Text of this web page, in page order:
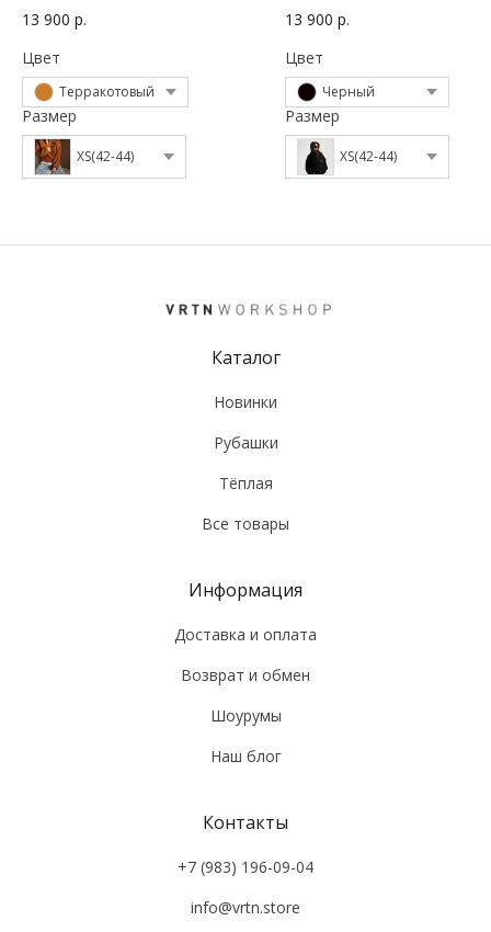
самой трендовой ткани сезона.
13 900 р.
Цвет
Терракотовый
Размер
XS(42-44)
самой трендовой ткани
подкладке.
13 900 р.
Цвет
Черный
Размер
XS(42-44)
Новинки
Каталог
Рубашки
Тёплая
Все товары
Доставка и оплата
Информация
Возврат и обмен
Шоурумы
Наш блог
+7 (983) 196-09-04
Контакты
info@vrtn.store